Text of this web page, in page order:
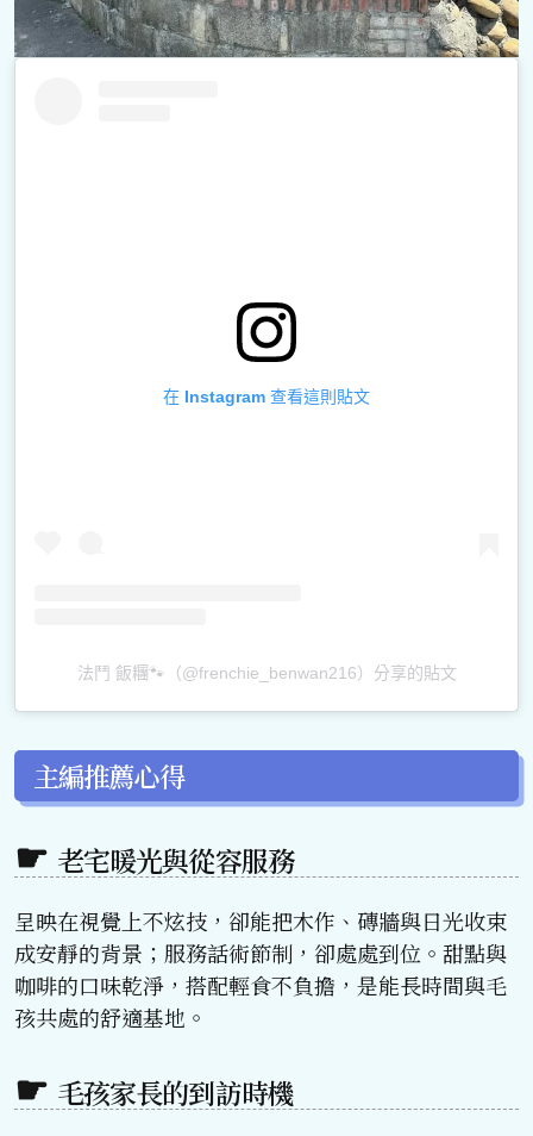
在 Instagram 查看這則貼文
法鬥 飯糰🐾（@frenchie_benwan216）分享的貼文
主編推薦心得
老宅暖光與從容服務
呈映在視覺上不炫技，卻能把木作、磚牆與日光收束
成安靜的背景；服務話術節制，卻處處到位。甜點與
咖啡的口味乾淨，搭配輕食不負擔，是能長時間與毛
孩共處的舒適基地。
毛孩家長的到訪時機